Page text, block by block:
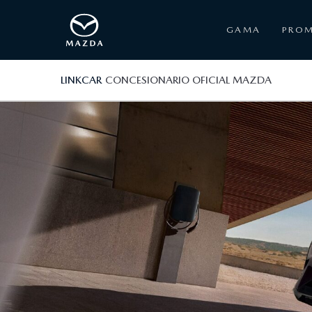
GAMA
LINKCAR CONCESIONARIO OFICIAL MAZDA